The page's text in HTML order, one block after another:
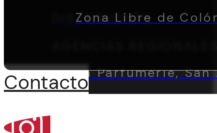
DISTRIBUCIÓN
La Parfumerie,
Percoint, Bogotá
Zona Libre de
Contacto